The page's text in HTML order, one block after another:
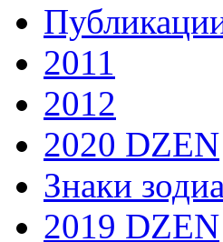
2011
2012
2020 DZEN
Знаки
2019 DZEN